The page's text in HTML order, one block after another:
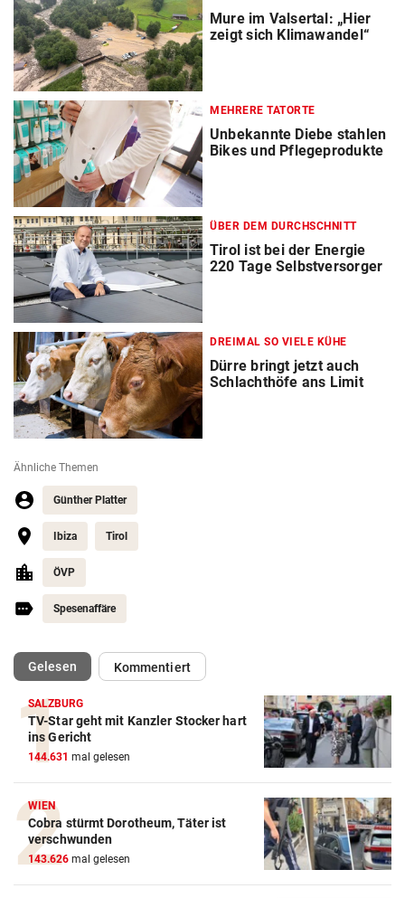
Mure im Valsertal: „Hier
zeigt sich Klimawandel“
MEHRERE TATORTE
Unbekannte Diebe stahlen
Bikes und Pflegeprodukte
ÜBER DEM DURCHSCHNITT
Tirol ist bei der Energie
220 Tage Selbstversorger
DREIMAL SO VIELE KÜHE
Dürre bringt jetzt auch
Schlachthöfe ans Limit
Ähnliche Themen
Günther Platter
Ibiza Tirol
ÖVP
Spesenaffäre
Gelesen(ausgewählt)Kommentiert
SALZBURG
TV-Star geht mit Kanzler Stocker hart
ins Gericht
144.631 mal gelesen
WIEN
Cobra stürmt Dorotheum, Täter ist
verschwunden
143.626 mal gelesen